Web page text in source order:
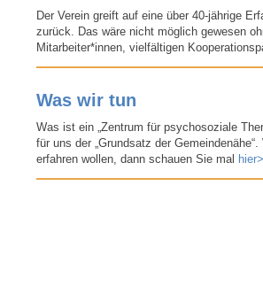
Der Verein greift auf eine über 40-​jährige
zurück. Das wäre nicht möglich gewesen
Mitarbeiter*innen, vielfältigen
Was wir tun
Was ist ein „Zentrum für psychosoziale
für uns der „Grundsatz der
erfahren wollen, dann schauen Sie mal